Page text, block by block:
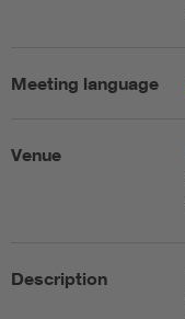
Meeting language
Venue
Description